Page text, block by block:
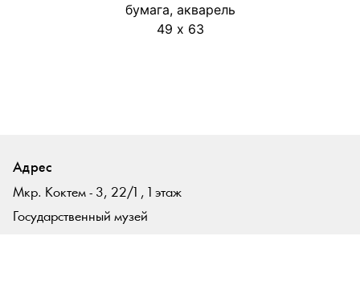
бумага, акварель
49 х 63
Адрес
Мкр. Коктем - 3, 22/1 , 1 этаж
Государственный музей